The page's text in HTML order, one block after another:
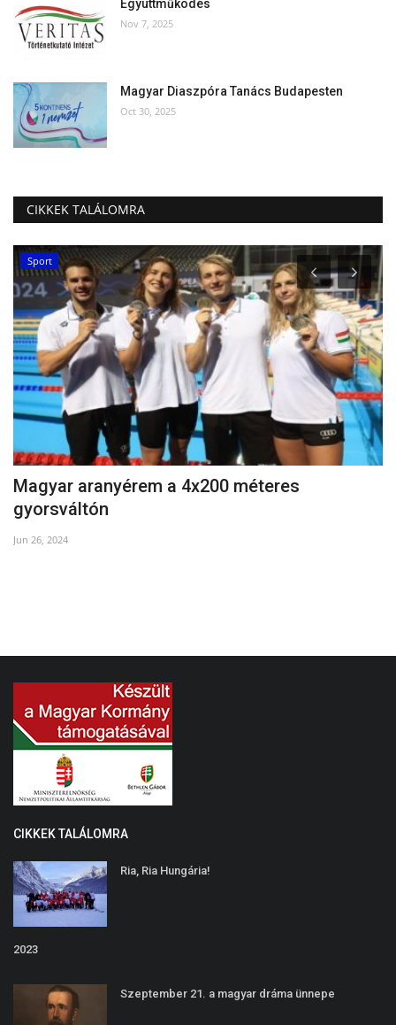
Együttműködés
Nov 7, 2025
Magyar Diaszpóra Tanács Budapesten
Oct 30, 2025
CIKKEK TALÁLOMRA
Sport
Magyar aranyérem a 4x200 méteres
gyorsváltón
Jun 26, 2024
CIKKEK TALÁLOMRA
Ria, Ria Hungária!
2023
Szeptember 21. a magyar dráma ünnepe